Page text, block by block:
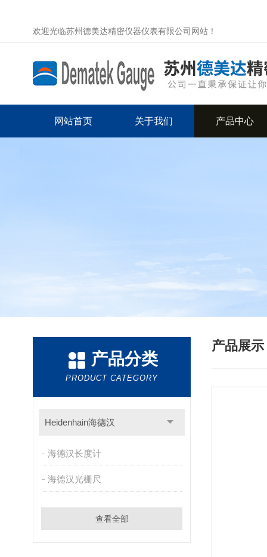
欢迎光临苏州德美达精密仪器仪表有限公司网站！
网站首页 关于我们 产品中心
产品分类
PRODUCT CATEGORY
Heidenhain海德汉
海德汉长度计
海德汉光栅尺
查看全部
产品展示